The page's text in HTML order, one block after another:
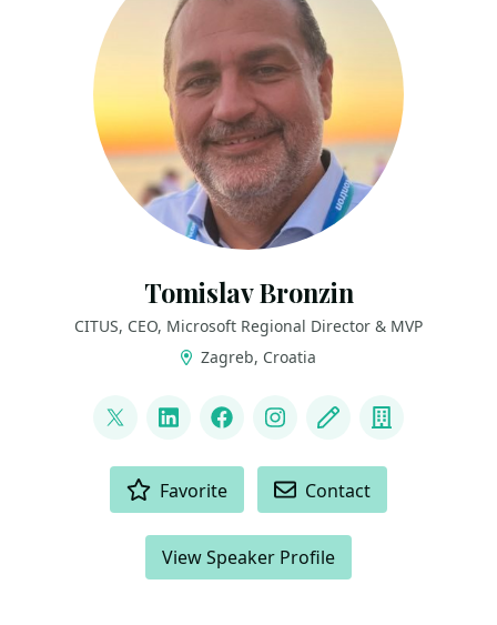
Tomislav Bronzin
CITUS, CEO, Microsoft Regional Director & MVP
Zagreb, Croatia
@tbronzin
LinkedInFacebookInstagram
Blog Company
Favorite Contact
View Speaker Profile